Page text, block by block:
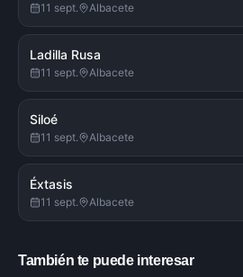
11 sept. Albacete
Ladilla Rusa
11 sept. Albacete
Siloé
11 sept. Albacete
Éxtasis
11 sept. Albacete
También te puede interesar